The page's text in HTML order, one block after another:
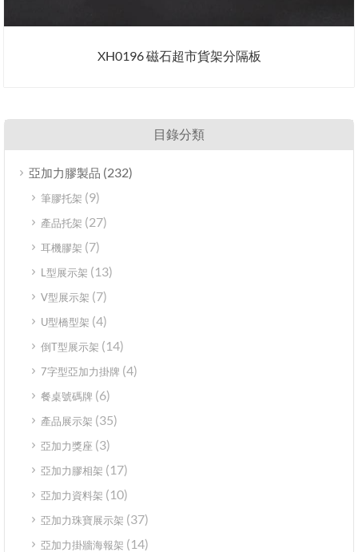
XH0196 磁石超市貨架分隔板
目錄分類
亞加力膠製品 (232)
筆膠托架 (9)
產品托架 (27)
耳機膠架 (7)
L型展示架 (13)
V型展示架 (7)
U型橋型架 (4)
倒T型展示架 (14)
7字型亞加力掛牌 (4)
餐桌號碼牌 (6)
產品展示架 (35)
亞加力獎座 (3)
亞加力膠相架 (17)
亞加力資料架 (10)
亞加力珠寶展示架 (37)
亞加力掛牆海報架 (14)